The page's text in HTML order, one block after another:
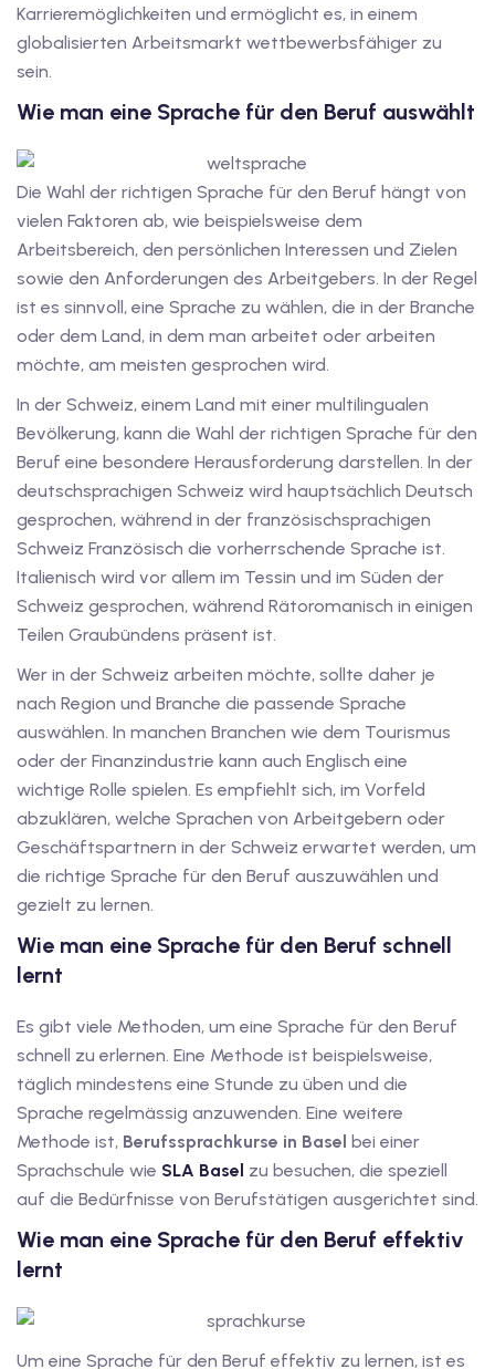
mit Gutschein
mit
Deutschkurse mit
Deutschkurse mit
mit Gutschein
mit Gutschein
mit
B1
Deutschkurse mit
Deutschkurse mit
mit Gutschein
mit
B2
Deutschkurse mit
Deutschkurse mit
mit Gutschein
Karrieremöglichkeiten und ermöglicht es, in einem
globalisierten Arbeitsmarkt wettbewerbsfähiger zu
sein.
Wie man eine Sprache für den Beruf auswählt
Die Wahl der richtigen Sprache für den Beruf hängt von
vielen Faktoren ab, wie beispielsweise dem
Arbeitsbereich, den persönlichen Interessen und Zielen
sowie den Anforderungen des Arbeitgebers. In der Regel
ist es sinnvoll, eine Sprache zu wählen, die in der Branche
oder dem Land, in dem man arbeitet oder arbeiten
möchte, am meisten gesprochen wird.
In der Schweiz, einem Land mit einer multilingualen
Bevölkerung, kann die Wahl der richtigen Sprache für den
Beruf eine besondere Herausforderung darstellen. In der
deutschsprachigen Schweiz wird hauptsächlich Deutsch
gesprochen, während in der französischsprachigen
Schweiz Französisch die vorherrschende Sprache ist.
Italienisch wird vor allem im Tessin und im Süden der
Schweiz gesprochen, während Rätoromanisch in einigen
Teilen Graubündens präsent ist.
Wer in der Schweiz arbeiten möchte, sollte daher je
nach Region und Branche die passende Sprache
auswählen. In manchen Branchen wie dem Tourismus
oder der Finanzindustrie kann auch Englisch eine
wichtige Rolle spielen. Es empfiehlt sich, im Vorfeld
abzuklären, welche Sprachen von Arbeitgebern oder
Geschäftspartnern in der Schweiz erwartet werden, um
die richtige Sprache für den Beruf auszuwählen und
gezielt zu lernen.
Wie man eine Sprache für den Beruf schnell
lernt
Es gibt viele Methoden, um eine Sprache für den Beruf
schnell zu erlernen. Eine Methode ist beispielsweise,
täglich mindestens eine Stunde zu üben und die
Sprache regelmässig anzuwenden. Eine weitere
Methode ist, Berufssprachkurse in Basel bei einer
Sprachschule wie SLA Basel zu besuchen, die speziell
auf die Bedürfnisse von Berufstätigen ausgerichtet sind.
Wie man eine Sprache für den Beruf effektiv
lernt
Um eine Sprache für den Beruf effektiv zu lernen, ist es